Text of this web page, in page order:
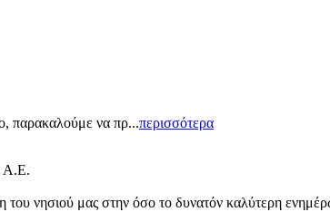
παρακαλούμε να πρ...περισσότερα
Α.Ε.
νησιού μας στην όσο το δυνατόν καλύτερη